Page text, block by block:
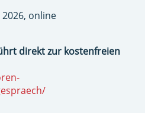
2026, online
direkt zur kostenfreien